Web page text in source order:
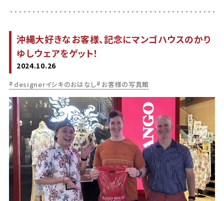
沖縄大好きなお客様、記念にマンゴハウスのかり
ゆしウェアをゲット！
2024.10.26
designerイシキのおはなし お客様の写真館